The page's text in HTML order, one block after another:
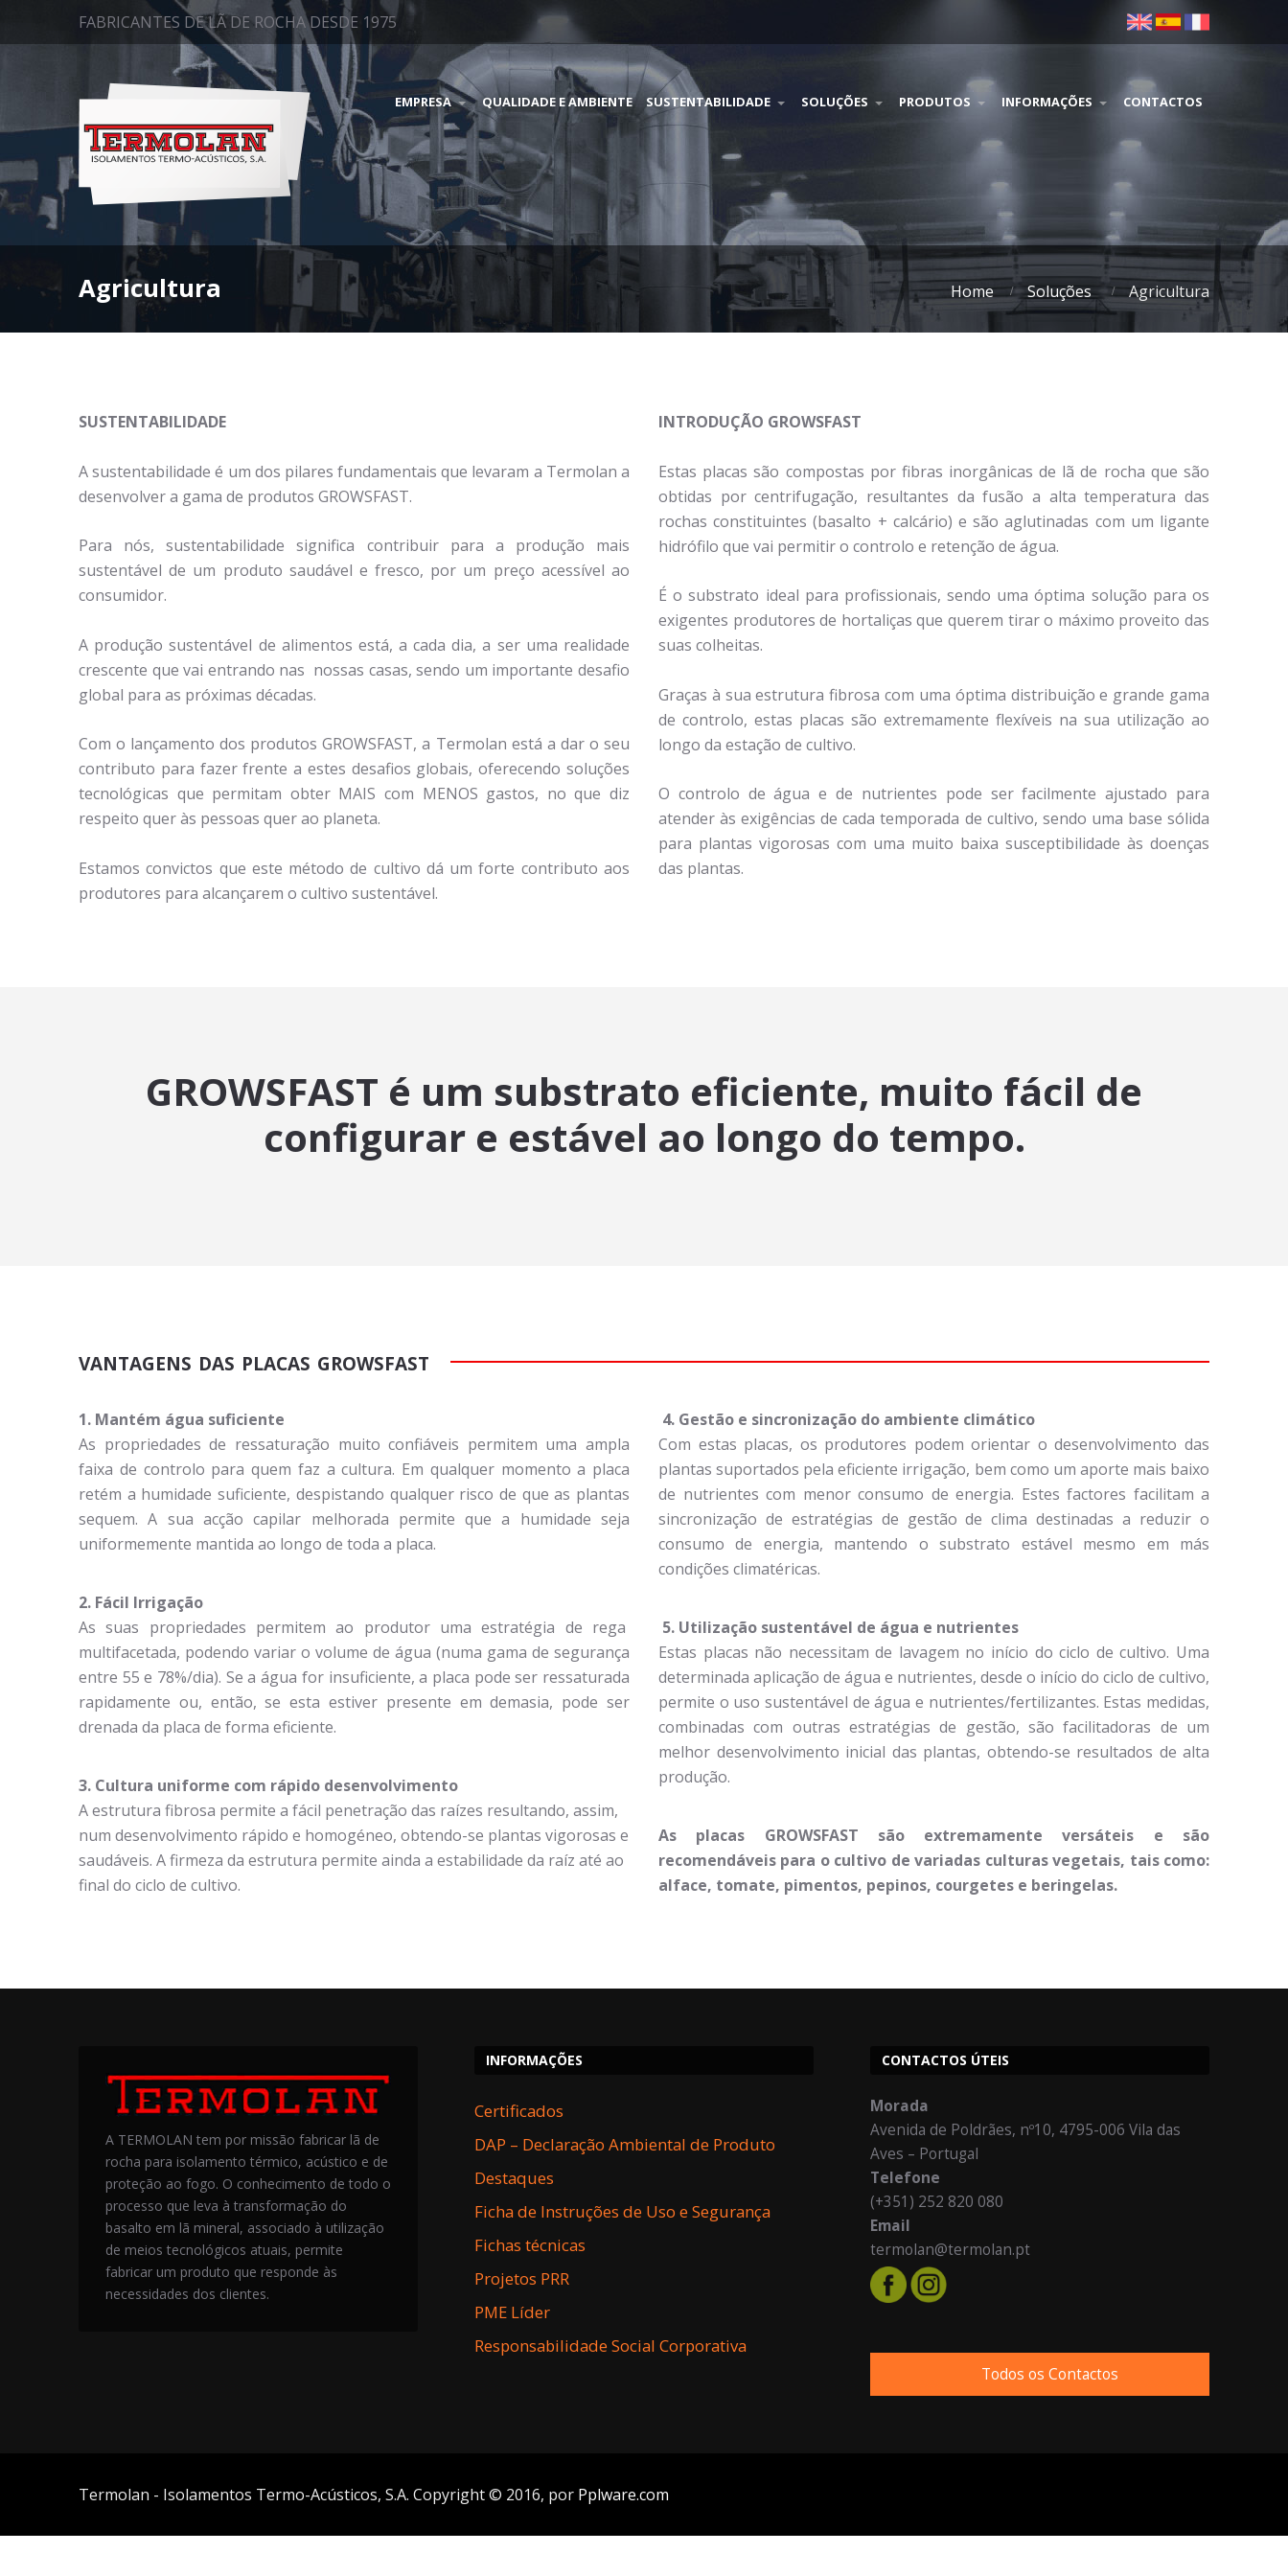
FABRICANTES DE LÃ DE ROCHA DESDE 1975
EMPRESA QUALIDADE E AMBIENTE SUSTENTABILIDADE SOLUÇÕES PRODUTOS INFORMAÇÕES CONTACTOS
Agricultura Home Soluções Agricultura
SUSTENTABILIDADE
A sustentabilidade é um dos pilares fundamentais que levaram a Termolan a
desenvolver a gama de produtos GROWSFAST.
Para nós, sustentabilidade significa contribuir para a produção mais
sustentável de um produto saudável e fresco, por um preço acessível ao
consumidor.
A produção sustentável de alimentos está, a cada dia, a ser uma realidade
crescente que vai entrando nas nossas casas, sendo um importante desafio
global para as próximas décadas.
Com o lançamento dos produtos GROWSFAST, a Termolan está a dar o seu
contributo para fazer frente a estes desafios globais, oferecendo soluções
tecnológicas que permitam obter MAIS com MENOS gastos, no que diz
respeito quer às pessoas quer ao planeta.
Estamos convictos que este método de cultivo dá um forte contributo aos
produtores para alcançarem o cultivo sustentável.
INTRODUÇÃO GROWSFAST
Estas placas são compostas por fibras inorgânicas de lã de rocha que são
obtidas por centrifugação, resultantes da fusão a alta temperatura das
rochas constituintes (basalto + calcário) e são aglutinadas com um ligante
hidrófilo que vai permitir o controlo e retenção de água.
É o substrato ideal para profissionais, sendo uma óptima solução para os
exigentes produtores de hortaliças que querem tirar o máximo proveito das
suas colheitas.
Graças à sua estrutura fibrosa com uma óptima distribuição e grande gama
de controlo, estas placas são extremamente flexíveis na sua utilização ao
longo da estação de cultivo.
O controlo de água e de nutrientes pode ser facilmente ajustado para
atender às exigências de cada temporada de cultivo, sendo uma base sólida
para plantas vigorosas com uma muito baixa susceptibilidade às doenças
das plantas.
GROWSFAST é um substrato eficiente, muito fácil de
configurar e estável ao longo do tempo.
vantagens das placas growsfast
1. Mantém água suficiente
As propriedades de ressaturação muito confiáveis permitem uma ampla
faixa de controlo para quem faz a cultura. Em qualquer momento a placa
retém a humidade suficiente, despistando qualquer risco de que as plantas
sequem. A sua acção capilar melhorada permite que a humidade seja
uniformemente mantida ao longo de toda a placa.
2. Fácil Irrigação
As suas propriedades permitem ao produtor uma estratégia de rega
multifacetada, podendo variar o volume de água (numa gama de segurança
entre 55 e 78%/dia). Se a água for insuficiente, a placa pode ser ressaturada
rapidamente ou, então, se esta estiver presente em demasia, pode ser
drenada da placa de forma eficiente.
3. Cultura uniforme com rápido desenvolvimento
A estrutura fibrosa permite a fácil penetração das raízes resultando, assim,
num desenvolvimento rápido e homogéneo, obtendo-se plantas vigorosas e
saudáveis. A firmeza da estrutura permite ainda a estabilidade da raíz até ao
final do ciclo de cultivo.
4. Gestão e sincronização do ambiente climático
Com estas placas, os produtores podem orientar o desenvolvimento das
plantas suportados pela eficiente irrigação, bem como um aporte mais baixo
de nutrientes com menor consumo de energia. Estes factores facilitam a
sincronização de estratégias de gestão de clima destinadas a reduzir o
consumo de energia, mantendo o substrato estável mesmo em más
condições climatéricas.
5. Utilização sustentável de água e nutrientes
Estas placas não necessitam de lavagem no início do ciclo de cultivo. Uma
determinada aplicação de água e nutrientes, desde o início do ciclo de cultivo,
permite o uso sustentável de água e nutrientes/fertilizantes. Estas medidas,
combinadas com outras estratégias de gestão, são facilitadoras de um
melhor desenvolvimento inicial das plantas, obtendo-se resultados de alta
produção.
As placas GROWSFAST são extremamente versáteis e são
recomendáveis para o cultivo de variadas culturas vegetais, tais como:
alface, tomate, pimentos, pepinos, courgetes e beringelas.
A TERMOLAN tem por missão fabricar lã de
rocha para isolamento térmico, acústico e de
proteção ao fogo. O conhecimento de todo o
processo que leva à transformação do
basalto em lã mineral, associado à utilização
de meios tecnológicos atuais, permite
fabricar um produto que responde às
necessidades dos clientes.
INFORMAÇÕES
Certificados
DAP – Declaração Ambiental de Produto
Destaques
Ficha de Instruções de Uso e Segurança
Fichas técnicas
Projetos PRR
PME Líder
Responsabilidade Social Corporativa
CONTACTOS ÚTEIS
Morada
Avenida de Poldrães, nº10, 4795-006 Vila das
Aves – Portugal
Telefone
(+351) 252 820 080
Email
termolan@termolan.pt
Todos os Contactos
Termolan - Isolamentos Termo-Acústicos, S.A. Copyright © 2016, por Pplware.com